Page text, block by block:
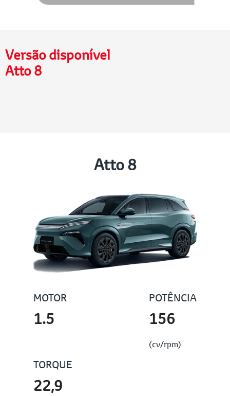
Versão disponível
Atto 8
Atto 8
MOTOR
1.5
POTÊNCIA
156
(cv/rpm)
TORQUE
22,9